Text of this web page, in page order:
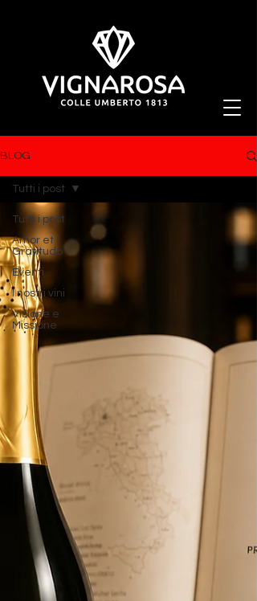
BLOG
Tutti i post
Amor et
Gratitudo
Eventi
I nostri vini
Visione e
Missione
Tutti i post